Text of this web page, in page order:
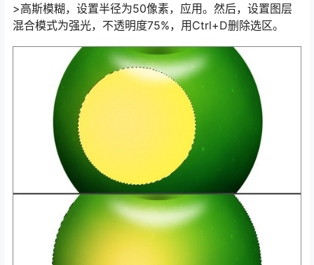
>高斯模糊，设置半径为50像素，应用。然后，设置图层
混合模式为强光，不透明度75%，用Ctrl+D删除选区。